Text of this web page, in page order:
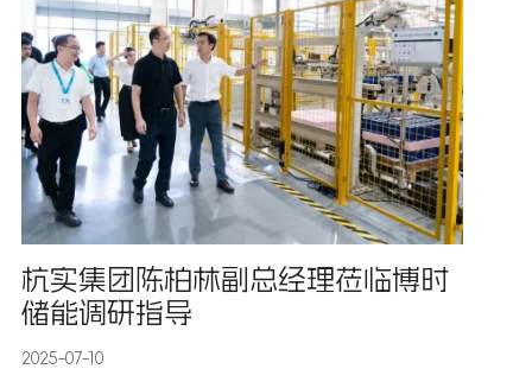
杭实集团陈柏林副总经理莅临博时
储能调研指导
2025-07-10